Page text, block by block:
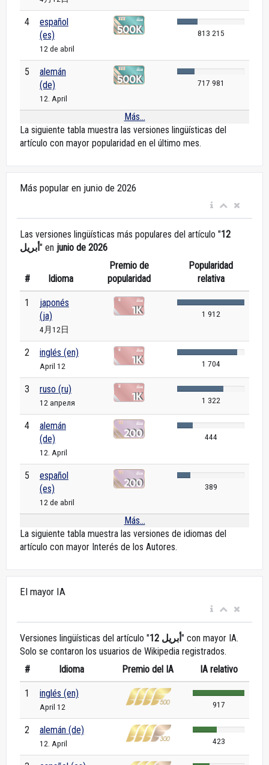
4
español
(es)
12 de abril
813 215
5
alemán
(de)
12. April
717 981
Más...
La siguiente tabla muestra las versiones lingüísticas del
artículo con mayor popularidad en el último mes.
Más popular en junio de 2026
Las versiones lingüísticas más populares del artículo "12
أبريل" en junio de 2026
# Idioma
Premio de
popularidad
Popularidad
relativa
1
japonés
(ja)
4月12日
1 912
2 inglés (en)
April 12 1 704
3 ruso (ru)
12 апреля 1 322
4
alemán
(de)
12. April
444
5
español
(es)
12 de abril
389
Más...
La siguiente tabla muestra las versiones de idiomas del
artículo con mayor Interés de los Autores.
El mayor IA
Versiones lingüísticas del artículo " 12 أبريل" con mayor IA.
Solo se contaron los usuarios de Wikipedia registrados.
#
Idioma Premio del IA IA relativo
1 inglés (en)
April 12 917
2 alemán (de)
12. April 423